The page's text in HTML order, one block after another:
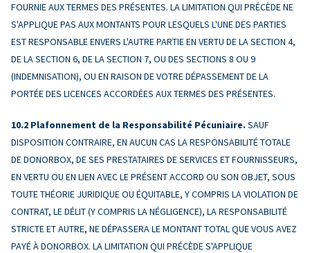
FOURNIE AUX TERMES DES PRÉSENTES. LA LIMITATION QUI PRÉCÈDE NE
S'APPLIQUE PAS AUX MONTANTS POUR LESQUELS L'UNE DES PARTIES
EST RESPONSABLE ENVERS L'AUTRE PARTIE EN VERTU DE LA SECTION 4,
DE LA SECTION 6, DE LA SECTION 7, OU DES SECTIONS 8 OU 9
(INDEMNISATION), OU EN RAISON DE VOTRE DÉPASSEMENT DE LA
PORTÉE DES LICENCES ACCORDÉES AUX TERMES DES PRÉSENTES.
Plafonnement de la Responsabilité Pécuniaire. SAUF
DISPOSITION CONTRAIRE, EN AUCUN CAS LA RESPONSABILITÉ TOTALE
DE DONORBOX, DE SES PRESTATAIRES DE SERVICES ET FOURNISSEURS,
EN VERTU OU EN LIEN AVEC LE PRÉSENT ACCORD OU SON OBJET, SOUS
TOUTE THÉORIE JURIDIQUE OU ÉQUITABLE, Y COMPRIS LA VIOLATION DE
CONTRAT, LE DÉLIT (Y COMPRIS LA NÉGLIGENCE), LA RESPONSABILITÉ
STRICTE ET AUTRE, NE DÉPASSERA LE MONTANT TOTAL QUE VOUS AVEZ
PAYÉ À DONORBOX. LA LIMITATION QUI PRÉCÈDE S'APPLIQUE